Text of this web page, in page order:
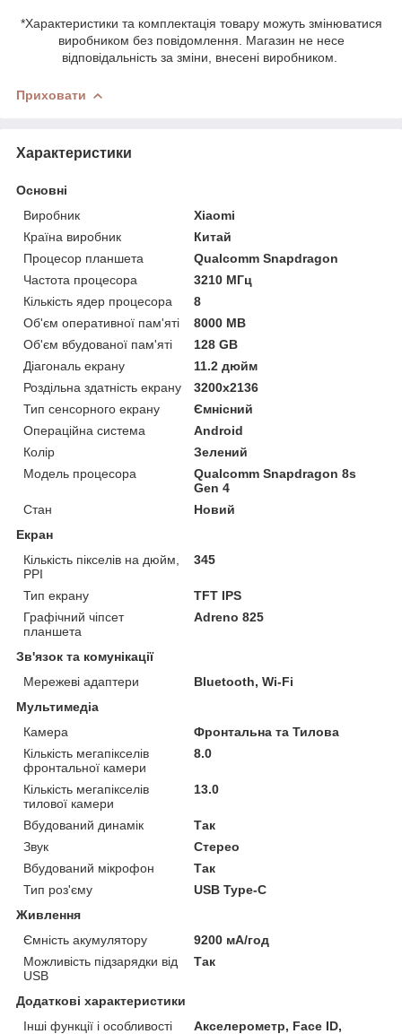
*Характеристики та комплектація товару можуть змінюватися
виробником без повідомлення. Магазин не несе
відповідальність за зміни, внесені виробником.
Приховати
Характеристики
Основні
Виробник
Xiaomi
Країна виробник
Китай
Процесор планшета
Qualcomm Snapdragon
Частота процесора
3210 МГц
Кількість ядер процесора
8
Об'єм оперативної пам'яті
8000 MB
Об'єм вбудованої пам'яті
128 GB
Діагональ екрану
11.2 дюйм
Роздільна здатність екрану
3200x2136
Тип сенсорного екрану
Ємнісний
Операційна система
Android
Колір
Зелений
Модель процесора
Qualcomm Snapdragon 8s
Gen 4
Стан
Новий
Екран
Кількість пікселів на дюйм,
PPI
345
Тип екрану
TFT IPS
Графічний чіпсет
планшета
Adreno 825
Зв'язок та комунікації
Мережеві адаптери
Bluetooth, Wi-Fi
Мультимедіа
Камера
Фронтальна та Тилова
Кількість мегапікселів
фронтальної камери
8.0
Кількість мегапікселів
тилової камери
13.0
Вбудований динамік
Так
Звук
Стерео
Вбудований мікрофон
Так
Тип роз'єму
USB Type-C
Живлення
Ємність акумулятору
9200 мА/год
Можливість підзарядки від
USB
Так
Додаткові характеристики
Інші функції і особливості
Акселерометр, Face ID,